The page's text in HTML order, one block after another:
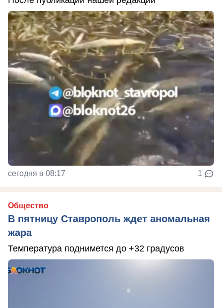
сегодня в 08:17 1
Общество
В пятницу Ставрополь ждет аномальная
жара
Температура поднимется до +32 градусов